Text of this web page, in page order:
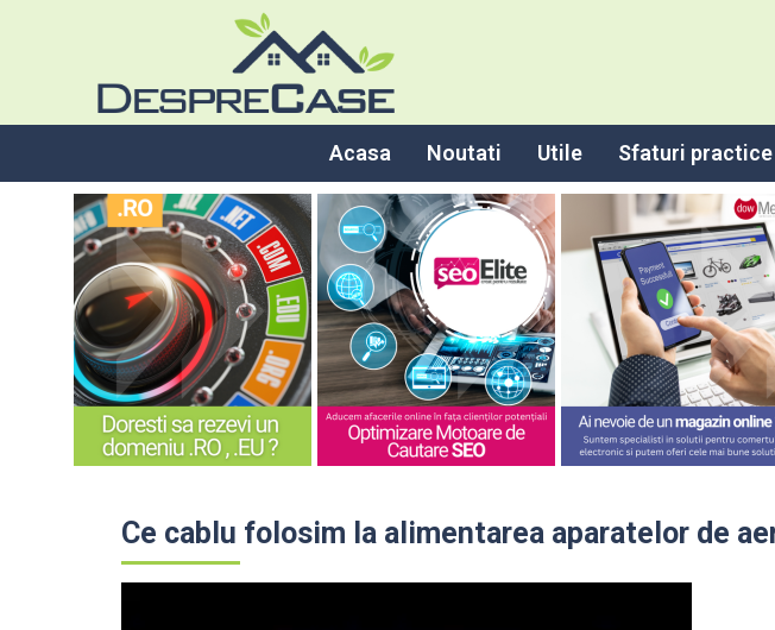
Acasa Noutati Utile Sfaturi practice
Ce cablu folosim la alimentarea aparatelor de